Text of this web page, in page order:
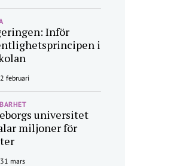
Inför
i
2 februari
universitet
miljoner för
31 mars